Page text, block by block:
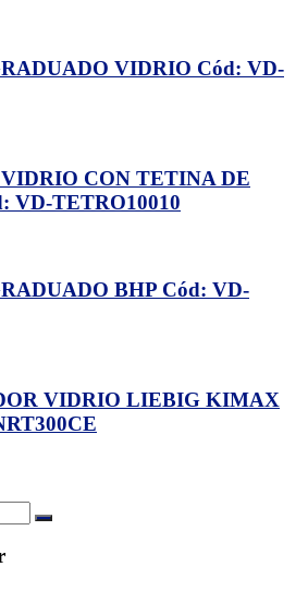
VIDRIO Cód: VD-
CON TETINA DE
VD-TETRO10010
BHP Cód: VD-
VIDRIO LIEBIG KIMAX